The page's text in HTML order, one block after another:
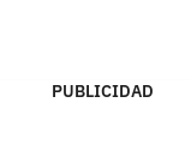
PUBLICIDAD